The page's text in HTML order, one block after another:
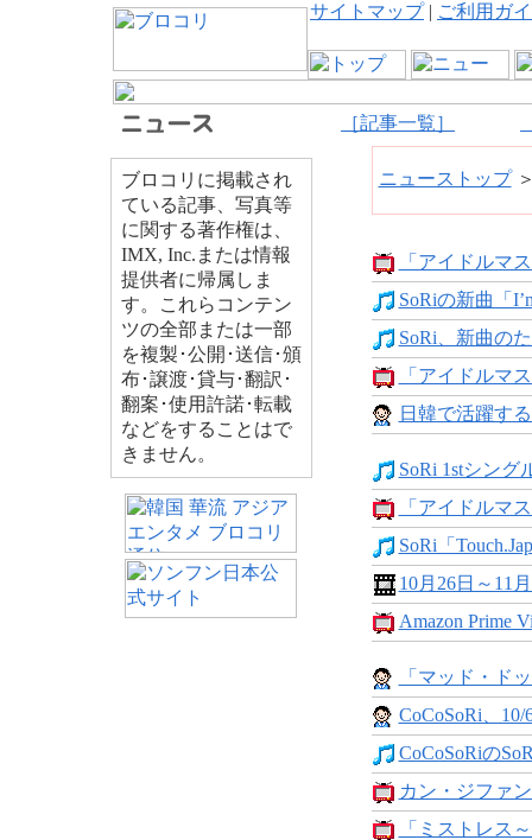
サイトマップ| ご利用ガ
［記事一覧］
ブロコリに掲載され
ている記事、写真等
に関する著作権は、
IMX, Inc.または情報
提供者に帰属しま
す。これらコンテン
ツの全部または一部
を複製･公開･送信･頒
布･譲渡･貸与･翻訳･
翻案･使用許諾･転載
などをすることはで
きません。
ニューストップ
「アイドルマ
SoRiの新曲「
SoRi、新曲の
「アイドルマ
日韓で活躍す
SoRi 1stシング
「アイドルマ
SoRi「
10月26日～11
Amazon Prime
「マッド・ド
CoCoSoRi、10/
CoCoSoRiの
カン・ジファ
「ミストレス